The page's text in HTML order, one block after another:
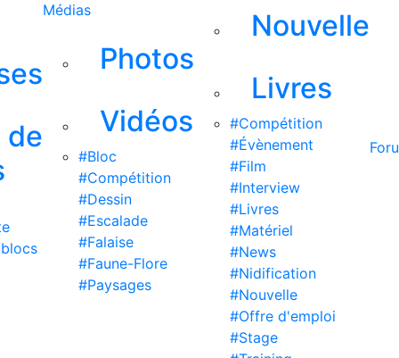
de
Médias
Photos
Vidéos
#Bloc
#Compétition
#Dessin
#Escalade
#Falaise
#Faune-Flore
#Paysages
Nouvelle
Livres
#Compétition
#Évènement
#Film
#Interview
#Livres
#Matériel
#News
#Nidification
#Nouvelle
#Offre d'emploi
#Stage